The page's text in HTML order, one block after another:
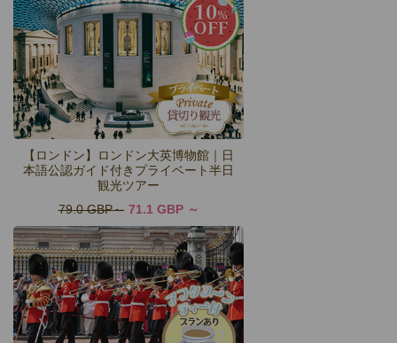
【ロンドン】ロンドン大英博物館｜日
本語公認ガイド付きプライベート半日
観光ツアー
79.0 GBP
71.1 GBP